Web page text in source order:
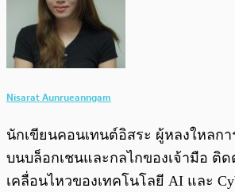
Nisarat Aunrueanngam
นักเขียนคอนเทนต์อิสระ ผู้หลงใหลก
บนบล็อกเชนและกลไกของเจ้ามือ ติ
เคลื่อนไหวของเทคโนโลยี AI และ